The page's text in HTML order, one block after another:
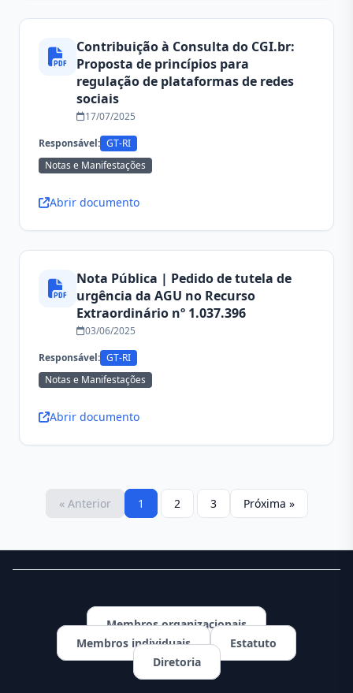
Contribuição à Consulta do CGI.br:
Proposta de princípios para
regulação de plataformas de redes
sociais
17/07/2025
Responsável: GT-RI
Notas e Manifestações
Abrir documento
Nota Pública | Pedido de tutela de
urgência da AGU no Recurso
Extraordinário nº 1.037.396
03/06/2025
Responsável: GT-RI
Notas e Manifestações
Abrir documento
« Anterior 1 2 3 Próxima »
Membros organizacionais
Membros individuais
Estatuto
Diretoria